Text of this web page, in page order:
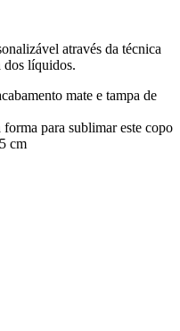
através da técnica
dos líquidos.
mate e tampa de
para sublimar este copo
cm